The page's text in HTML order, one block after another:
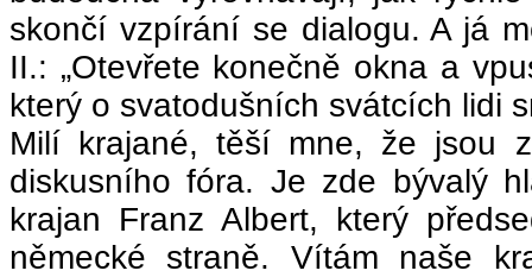
skončí vzpírání se dialogu. A já
II.: „Otevřete konečně okna a
který o svatodušních svátcích lidi
Milí krajané, těší mne, že jsou
diskusního fóra. Je zde bývalý
krajan Franz Albert, který
německé straně. Vítám naše